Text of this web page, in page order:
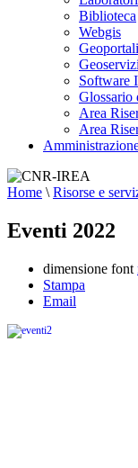
Biblioteca
Webgis
Software
Glossario
Area
Area
Home \ Risorse e
Eventi 2022
dimensione font
Stampa
Email